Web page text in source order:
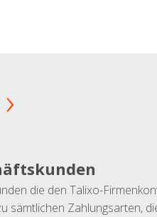
die den Talixo-
sämtlichen Zahlungsarten,